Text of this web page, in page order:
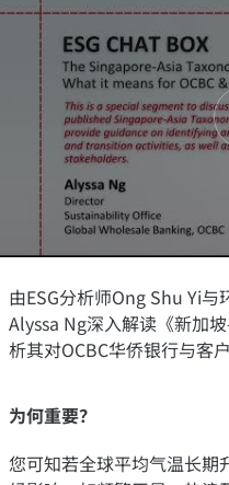
由ESG分析师Ong Shu Yi与
Alyssa Ng深入解读《新加
析其对OCBC华侨银行与客
为何重要？
您可知若全球平均气温长期